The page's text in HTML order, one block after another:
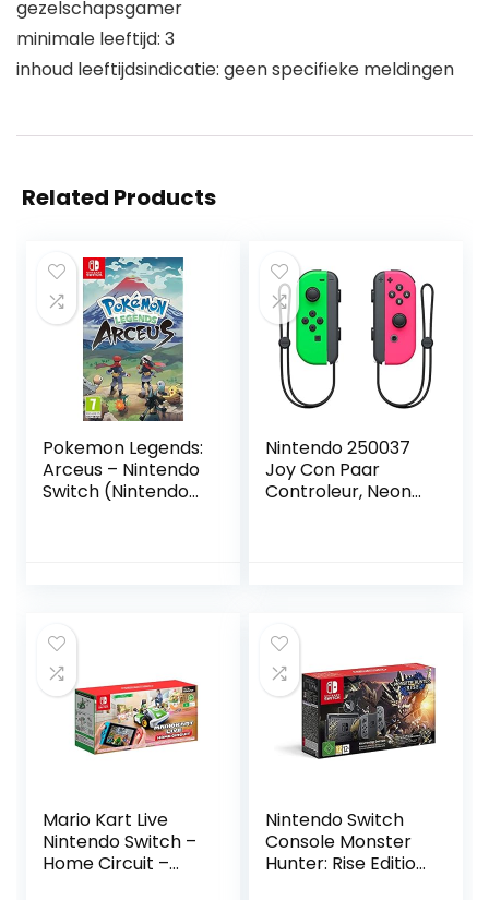
gezelschapsgamer
minimale leeftijd: 3
inhoud leeftijdsindicatie: geen specifieke meldingen
Related Products
Pokemon Legends:
Arceus – Nintendo
Switch (Nintendo
Nintendo 250037
Joy Con Paar
Controleur, Neon
Mario Kart Live
Nintendo Switch –
Home Circuit –
Nintendo Switch
Console Monster
Hunter: Rise Edition